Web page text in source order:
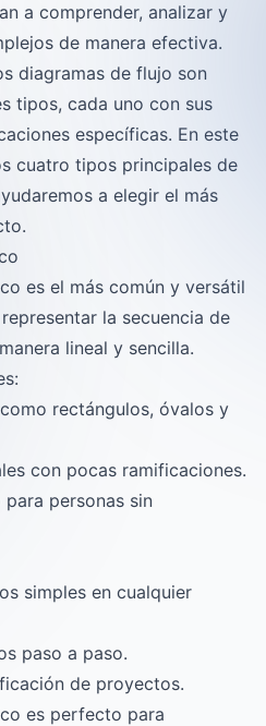
a comprender, analizar y
de manera efectiva.
diagramas de flujo son
tipos, cada uno con sus
específicas. En este
cuatro tipos principales de
a elegir el más
es el más común y versátil
la secuencia de
lineal y sencilla.
rectángulos, óvalos y
con pocas ramificaciones.
personas sin
simples en cualquier
paso a paso.
de proyectos.
es perfecto para